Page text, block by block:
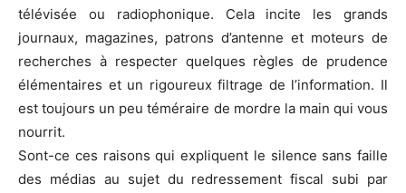
télévisée ou radiophonique. Cela incite les grands
journaux, magazines, patrons d’antenne et moteurs de
recherches à respecter quelques règles de prudence
élémentaires et un rigoureux filtrage de l’information. Il
est toujours un peu téméraire de mordre la main qui vous
nourrit.
Sont-ce ces raisons qui expliquent le silence sans faille
des médias au sujet du redressement fiscal subi par